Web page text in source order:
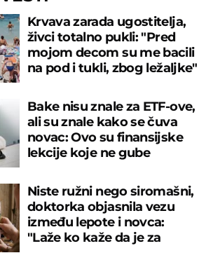
Krvava zarada ugostitelja,
živci totalno pukli: "Pred
mojom decom su me bacili
na pod i tukli, zbog ležaljke"
Bake nisu znale za ETF-ove,
ali su znale kako se čuva
novac: Ovo su finansijske
lekcije koje ne gube
Niste ružni nego siromašni,
doktorka objasnila vezu
između lepote i novca:
"Laže ko kaže da je za